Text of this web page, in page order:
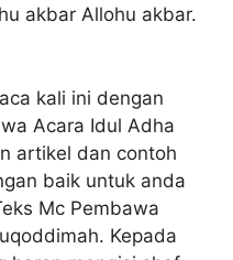
akbar Allohu akbar.
kali ini dengan
Acara Idul Adha
artikel dan contoh
baik untuk anda
Mc Pembawa
Kepada